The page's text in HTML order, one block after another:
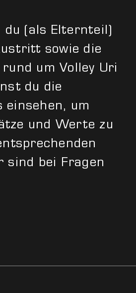
(als Elternteil)
sowie die
um Volley Uri
du die
um
und Werte zu
sind bei Fragen